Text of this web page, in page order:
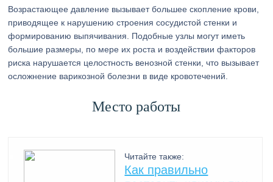
Возрастающее давление вызывает большее скопление крови,
приводящее к нарушению строения сосудистой стенки и
формированию выпячивания. Подобные узлы могут иметь
большие размеры, по мере их роста и воздействии факторов
риска нарушается целостность венозной стенки, что вызывает
осложнение варикозной болезни в виде кровотечений.
Место работы
Читайте также:
Как правильно